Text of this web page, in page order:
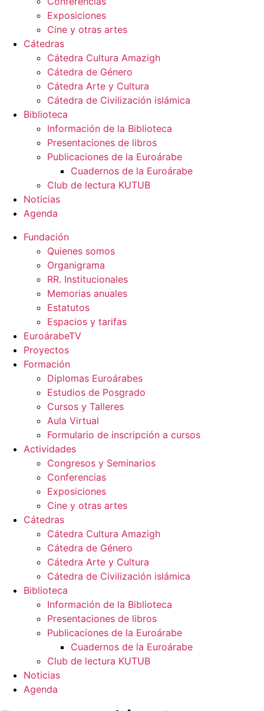
Exposiciones
Cine y otras artes
Cátedras
Cátedra Cultura Amazigh
Cátedra de Género
Cátedra Arte y Cultura
Cátedra de Civilización islámica
Biblioteca
Información de la Biblioteca
Presentaciones de libros
Publicaciones de la Euroárabe
Cuadernos de la Euroárabe
Club de lectura KUTUB
Noticias
Agenda
Fundación
Quienes somos
Organigrama
RR. Institucionales
Memorias anuales
Estatutos
Espacios y tarifas
EuroárabeTV
Proyectos
Formación
Diplomas Euroárabes
Estudios de Posgrado
Cursos y Talleres
Aula Virtual
Formulario de inscripción a cursos
Actividades
Congresos y Seminarios
Conferencias
Exposiciones
Cine y otras artes
Cátedras
Cátedra Cultura Amazigh
Cátedra de Género
Cátedra Arte y Cultura
Cátedra de Civilización islámica
Biblioteca
Información de la Biblioteca
Presentaciones de libros
Publicaciones de la Euroárabe
Cuadernos de la Euroárabe
Club de lectura KUTUB
Noticias
Agenda